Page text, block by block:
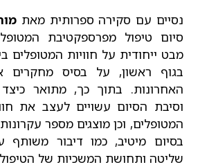
נסיים עם סקירה ספרותית מאת
סיום טיפול מפרספקטיבת
מבט ייחודית על חוויות המטופלים
בגוף ראשון, על בסיס מחקרים
האחרונות. בתוך כך, מתואר
וסיבת הסיום עשויים לעצב את
המטופלים, וכן מוצגים מספר
בסיום מיטיב, כמו דיבור משותף
שליטה ותחושת המשכיות של